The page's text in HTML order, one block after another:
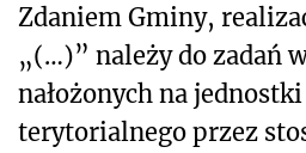
Zdaniem Gminy,
„(…)” należy do zadań
nałożonych na
terytorialnego przez